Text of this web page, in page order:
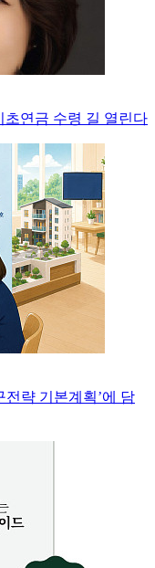
초연금 수령 길 열린다
전략 기본계획’에 담